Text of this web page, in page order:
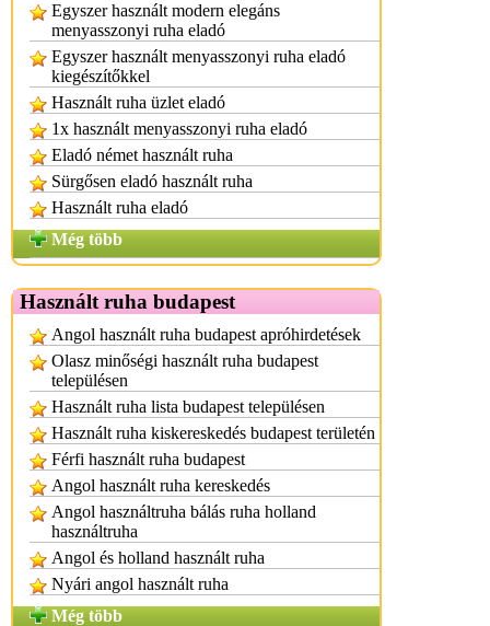
Egyszer használt modern elegáns
menyasszonyi ruha eladó
Egyszer használt menyasszonyi ruha eladó
kiegészítőkkel
Használt ruha üzlet eladó
1x használt menyasszonyi ruha eladó
Eladó német használt ruha
Sürgősen eladó használt ruha
Használt ruha eladó
Még több
Használt ruha budapest
Angol használt ruha budapest apróhirdetések
Olasz minőségi használt ruha budapest
településen
Használt ruha lista budapest településen
Használt ruha kiskereskedés budapest területén
Férfi használt ruha budapest
Angol használt ruha kereskedés
Angol használtruha bálás ruha holland
használtruha
Angol és holland használt ruha
Nyári angol használt ruha
Még több